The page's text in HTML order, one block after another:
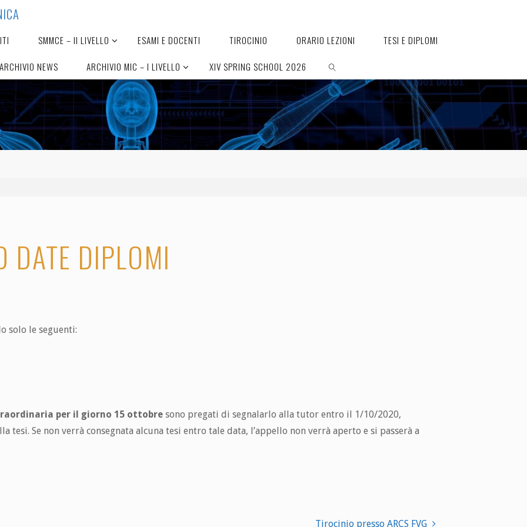
ICA
SMMCE – II LIVELLO ESAMI E DOCENTI TIROCINIO ORARIO LEZIONI TESI E DIPLOMI
ARCHIVIO NEWS ARCHIVIO MIC – I LIVELLO
XIV SPRING SCHOOL 2026
SEARCH
DATE DIPLOMI
solo le seguenti:
per il giorno 15 ottobre sono pregati di segnalarlo alla tutor entro il 1/10/2020,
tesi. Se non verrà consegnata alcuna tesi entro tale data, l’appello non verrà aperto e si passerà a
Tirocinio presso ARCS FVG